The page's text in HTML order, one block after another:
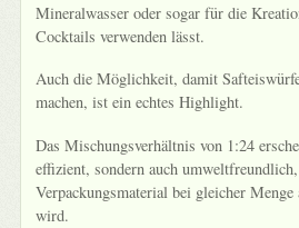
Mineralwasser oder sogar für die
Cocktails verwenden lässt.
Auch die Möglichkeit, damit
machen, ist ein echtes Highlight.
Das Mischungsverhältnis von 1:24
effizient, sondern auch
Verpackungsmaterial bei gleicher
wird.